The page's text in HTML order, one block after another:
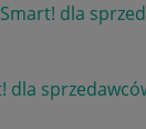
Smart! dla
dla